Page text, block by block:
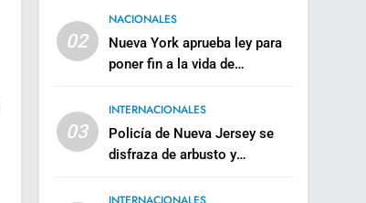
02
NACIONALES
Nueva York aprueba ley para
poner fin a la vida de
terminales
03
INTERNACIONALES
Policía de Nueva Jersey se
disfraza de arbusto y
usando celulares